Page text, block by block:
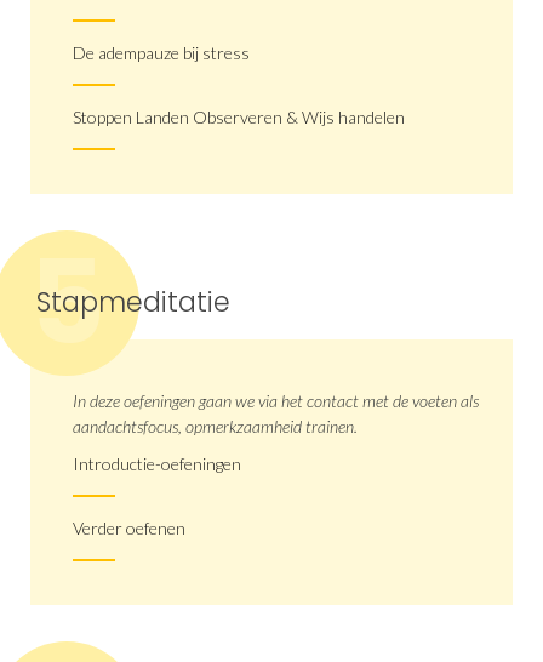
De adempauze bij stress
Stoppen Landen Observeren & Wijs handelen
5
Stapmeditatie
In deze oefeningen gaan we via het contact met de voeten als
aandachtsfocus, opmerkzaamheid trainen.
Introductie-oefeningen
Verder oefenen